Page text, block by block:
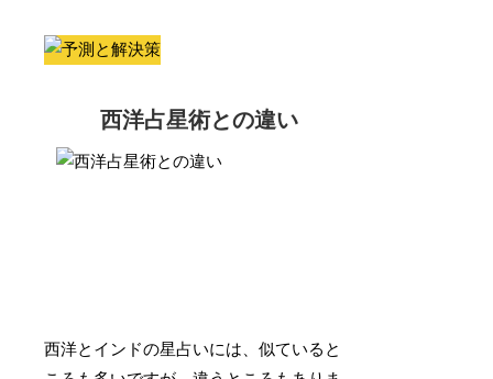
西洋占星術との違い
西洋とインドの星占いには、似ていると